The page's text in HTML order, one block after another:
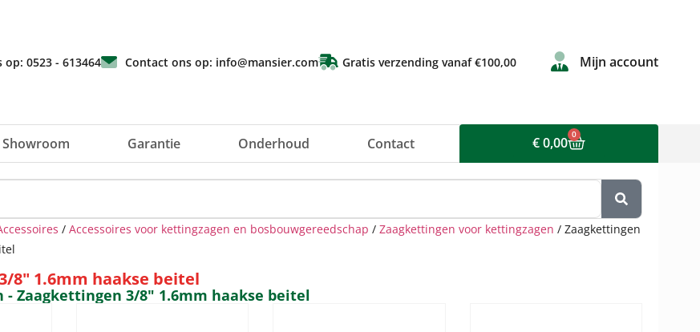
op: 0523 - 613464 Contact ons op: info@mansier.com Gratis verzending vanaf €100,00 Mijn account
Showroom Garantie Onderhoud Contact €0,00 0
/ Accessoires voor kettingzagen en bosbouwgereedschap / Zaagkettingen voor kettingzagen / Zaagkettingen
8" 1.6mm haakse beitel
Zaagkettingen 3/8" 1.6mm haakse beitel